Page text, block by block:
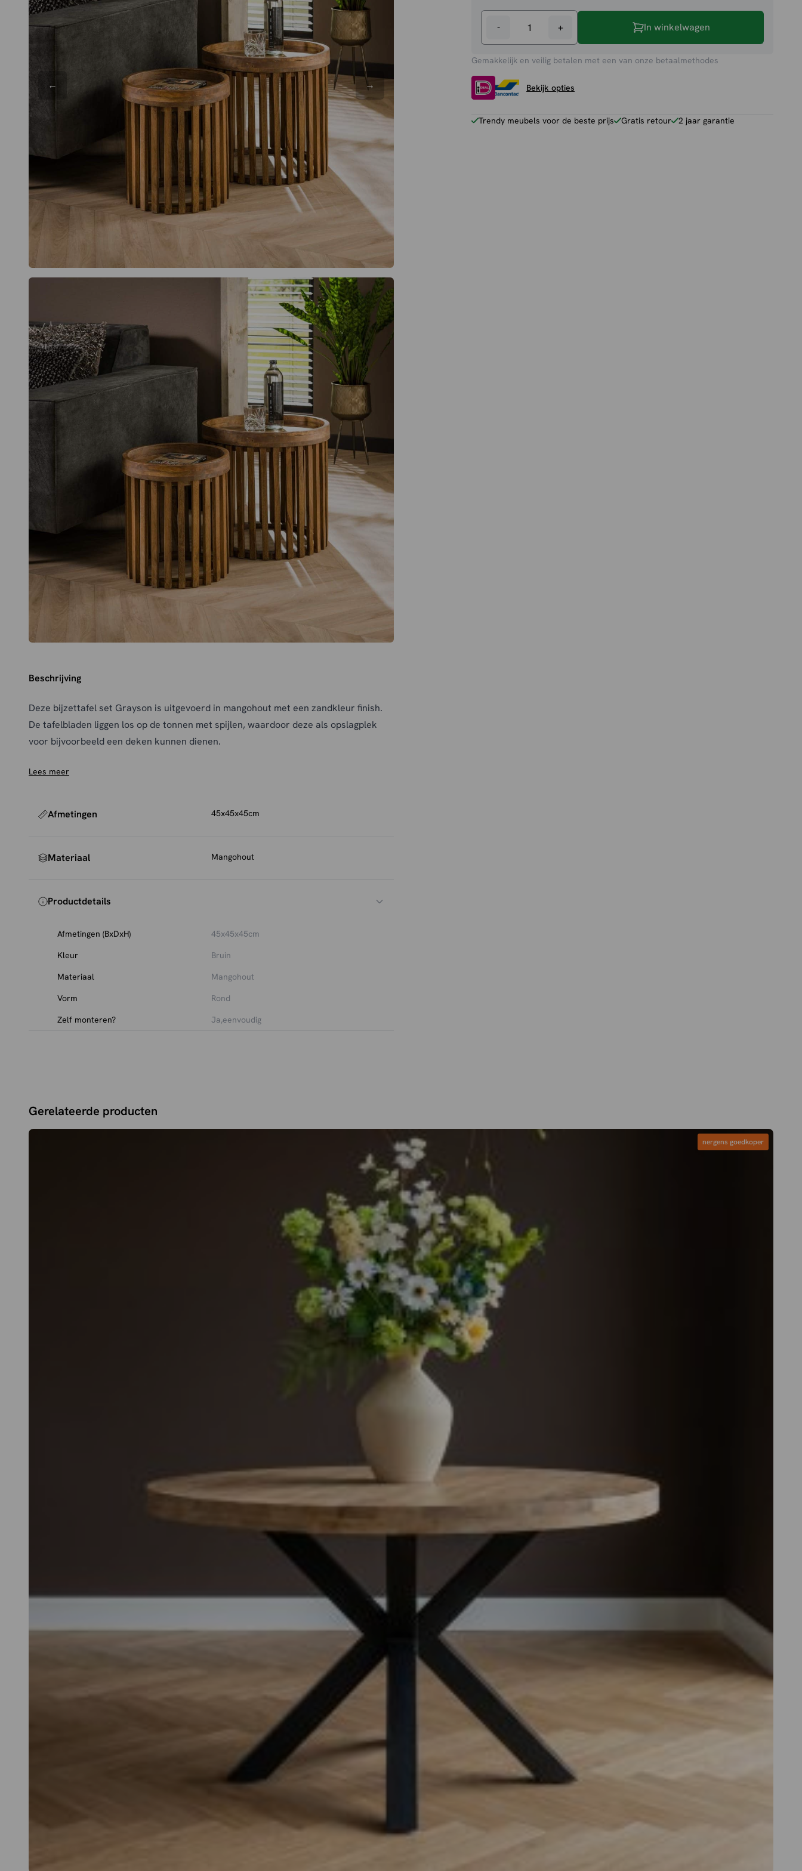
-
Salontafelset
Grayson
aantal
+ In winkelwagen
Gemakkelijk en veilig betalen met een van onze betaalmethodes
Bekijk opties
Trendy meubels voor de beste prijs Gratis retour 2 jaar garantie
Beschrijving
Deze bijzettafel set Grayson is uitgevoerd in mangohout met een zandkleur finish.
De tafelbladen liggen los op de tonnen met spijlen, waardoor deze als opslagplek
voor bijvoorbeeld een deken kunnen dienen.
Lees meer
Afmetingen 45x45x45cm
Materiaal Mangohout
Productdetails
Afmetingen (BxDxH)
45x45x45cm
Kleur
Bruin
Materiaal
Mangohout
Vorm
Rond
Zelf monteren?
Ja,eenvoudig
Gerelateerde producten
nergens goedkoper
nergens goedkoper